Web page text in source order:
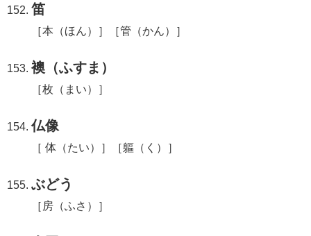
笛
［本（ほん）］［管（かん）］
襖（ふすま）
［枚（まい）］
仏像
［ 体（たい）］［軀（く）］
ぶどう
［房（ふさ）］